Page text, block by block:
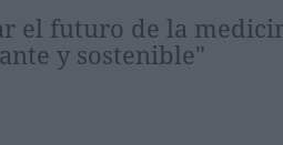
el futuro de la
y sostenible"